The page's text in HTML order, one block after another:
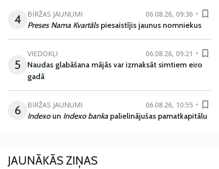
4 BIRŽAS JAUNUMI
06.08.26, 09:36
Preses Nama Kvartāls piesaistījis jaunus nomniekus
5
VIEDOKĻI
06.08.26, 09:21
Naudas glabāšana mājās var izmaksāt simtiem eiro
gadā
6 BIRŽAS JAUNUMI
06.08.26, 10:55
Indexoun Indexo banka palielinājušas pamatkapitālu
JAUNĀKĀS ZIŅAS